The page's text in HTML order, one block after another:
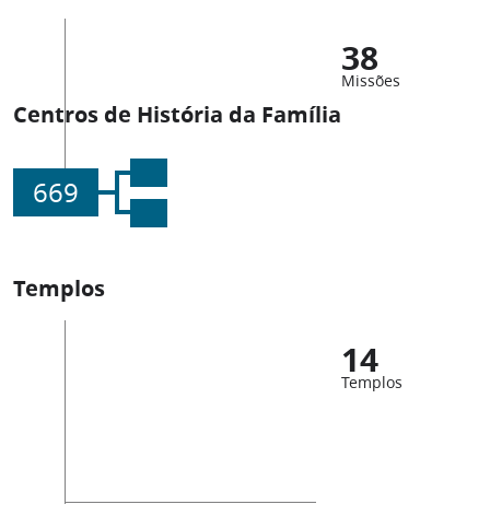
38
Missões
Centros de História da Família
669
Templos
14
Templos